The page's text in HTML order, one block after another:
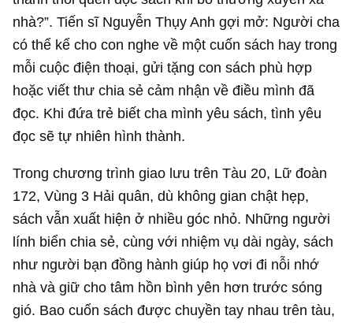
nhà?”. Tiến sĩ Nguyễn Thụy Anh gợi mở: Người cha
có thể kể cho con nghe về một cuốn sách hay trong
mỗi cuộc điện thoại, gửi tặng con sách phù hợp
hoặc viết thư chia sẻ cảm nhận về điều mình đã
đọc. Khi đứa trẻ biết cha mình yêu sách, tình yêu
đọc sẽ tự nhiên hình thành.
Trong chương trình giao lưu trên Tàu 20, Lữ đoàn
172, Vùng 3 Hải quân, dù không gian chật hẹp,
sách vẫn xuất hiện ở nhiều góc nhỏ. Những người
lính biển chia sẻ, cùng với nhiệm vụ dài ngày, sách
như người bạn đồng hành giúp họ vơi đi nỗi nhớ
nhà và giữ cho tâm hồn bình yên hơn trước sóng
gió. Bao cuốn sách được chuyền tay nhau trên tàu,